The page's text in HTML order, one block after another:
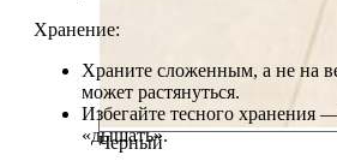
Черный
Хранение:
Храните сложенным, а не на
может растянуться.
Избегайте тесного хранения
«дышать».